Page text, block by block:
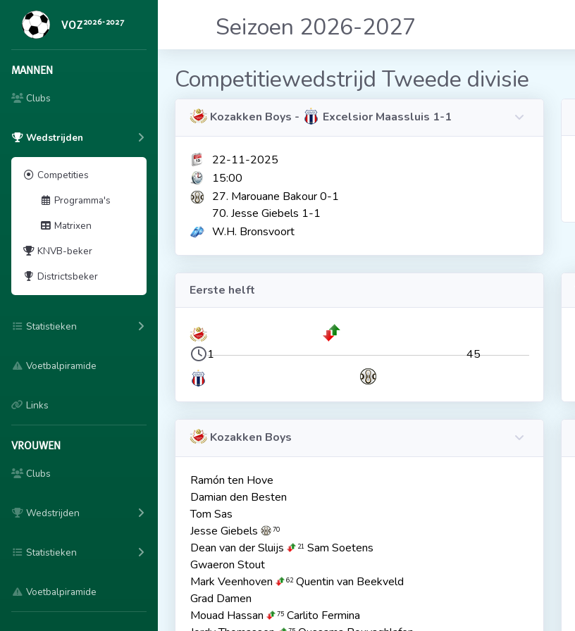
VOZ2026-2027
MANNEN
Clubs
Wedstrijden
Competities
Programma's
Matrixen
KNVB-beker
Districtsbeker
Statistieken
Voetbalpiramide
Links
VROUWEN
Clubs
Wedstrijden
Statistieken
Voetbalpiramide
Seizoen 2026-2027
Competitiewedstrijd Tweede divisie
Kozakken Boys - Excelsior Maassluis 1-1
22-11-2025
15:00
27. Marouane Bakour 0-1
70. Jesse Giebels 1-1
W.H. Bronsvoort
Eerste helft
1 45
Kozakken Boys
Ramón ten Hove
Damian den Besten
Tom Sas
Jesse Giebels
70
Dean van der Sluijs 21 Sam Soetens
Gwaeron Stout
Mark Veenhoven
62 Quentin van Beekveld
Grad Damen
Mouad Hassan
75 Carlito Fermina